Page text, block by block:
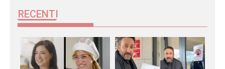
RECENTI